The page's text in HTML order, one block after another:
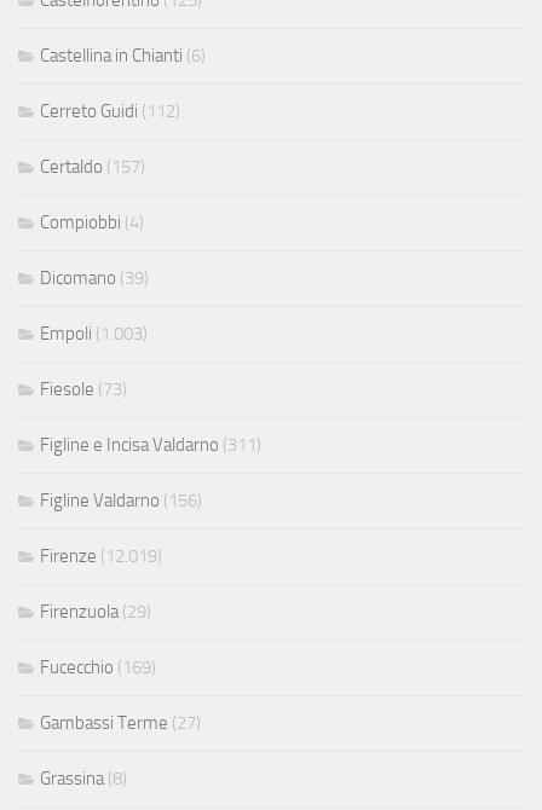
Castellina in Chianti (6)
Cerreto Guidi (112)
Certaldo (157)
Compiobbi (4)
Dicomano (39)
Empoli (1.003)
Fiesole (73)
Figline e Incisa Valdarno (311)
Figline Valdarno (156)
Firenze (12.019)
Firenzuola(29)
Fucecchio (169)
Gambassi Terme (27)
Grassina(8)